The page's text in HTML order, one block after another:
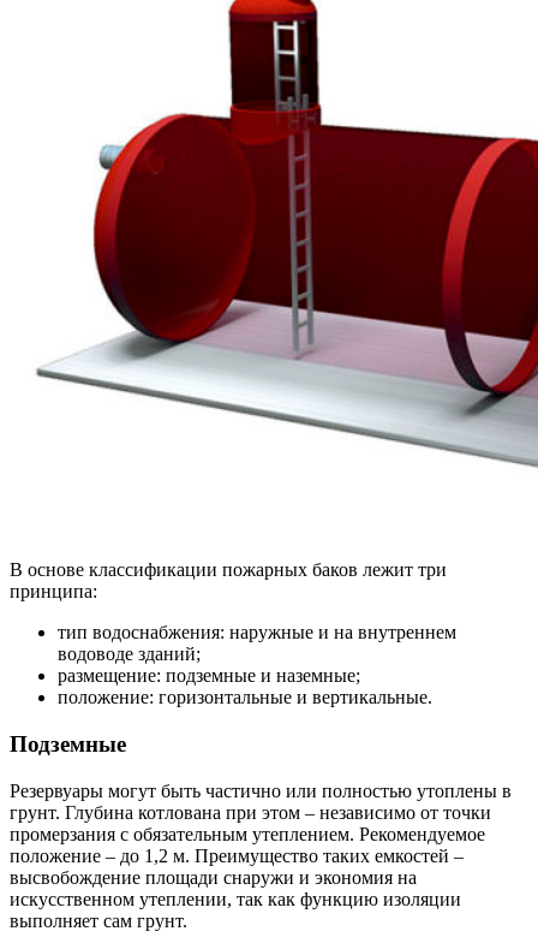
В основе классификации пожарных баков лежит три
принципа:
тип водоснабжения: наружные и на внутреннем
водоводе зданий;
размещение: подземные и наземные;
положение: горизонтальные и вертикальные.
Подземные
Резервуары могут быть частично или полностью утоплены в
грунт. Глубина котлована при этом – независимо от точки
промерзания с обязательным утеплением. Рекомендуемое
положение – до 1,2 м. Преимущество таких емкостей –
высвобождение площади снаружи и экономия на
искусственном утеплении, так как функцию изоляции
выполняет сам грунт.